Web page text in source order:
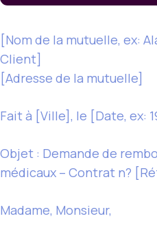
[Nom de la mutuelle, ex:
Client]
[Adresse de la mutuelle]
Fait à [Ville], le [Date, ex:
Objet : Demande de
médicaux – Contrat n?
Madame, Monsieur,